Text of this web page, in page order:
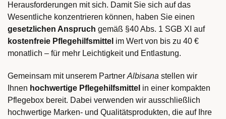
Herausforderungen mit sich. Damit Sie sich auf das
Wesentliche konzentrieren können, haben Sie einen
gesetzlichen Anspruch gemäß §40 Abs. 1 SGB XI auf
kostenfreie Pflegehilfsmittel im Wert von bis zu 40 €
monatlich – für mehr Leichtigkeit und Entlastung.
Gemeinsam mit unserem Partner Albisana stellen wir
Ihnen hochwertige Pflegehilfsmittel in einer kompakten
Pflegebox bereit. Dabei verwenden wir ausschließlich
hochwertige Marken- und Qualitätsprodukten, die auf Ihre